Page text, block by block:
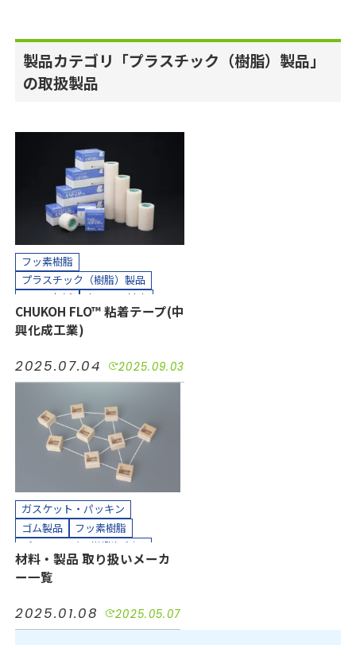
製品カテゴリ「プラスチック（樹脂）製品」
の取扱製品
フッ素樹脂
プラスチック（樹脂）製品
コスト削減
小ロット対応
接着
気密 汚れ防止
短納期
絶縁
耐摩耗
工場設備
機械装置
油空圧
カッティングプロッター加工
カット加工
クリーンパック
クリーンルーム内加工
接着加工
貼り合わせ加工
CHUKOH FLO™ 粘着テープ(中
興化成工業)
2025.07.04 2025.09.03
ガスケット・パッキン
ゴム製品
フッ素樹脂
プラスチック（樹脂）製品
ホース、チューブ
不織布・フェルト製品
材料・製品 取り扱いメーカ
ー一覧
2025.01.08 2025.05.07